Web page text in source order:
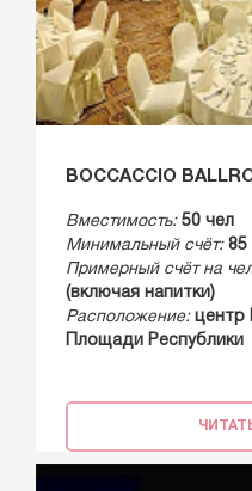
BOCCACCIO
Вместимость: 50 чел
Минимальный счёт: 85
Примерный счёт на
(включая напитки)
Расположение: центр
Площади Республики